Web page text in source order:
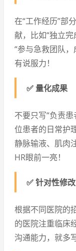
在“工作经历”部
献，比如“独立
“参与急救团队
有说服力！
✅ 量化成果
不要只写“负责
位患者的日常护
静脉输液、肌肉
HR眼前一亮！
✅ 针对性修改
根据不同医院的
的医院注重临床
沟通能力，就多